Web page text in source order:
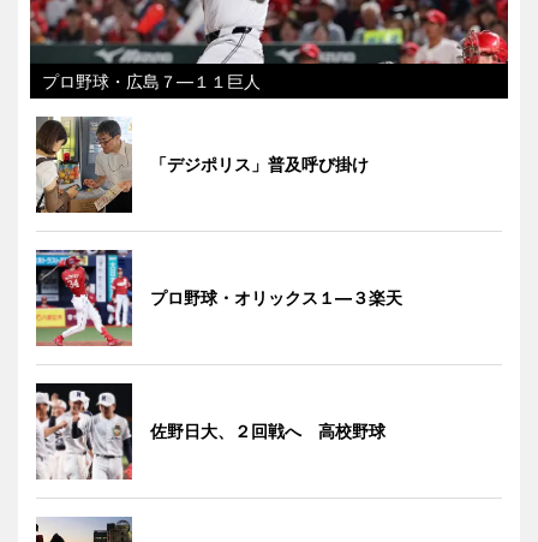
プロ野球・広島７―１１巨人
「デジポリス」普及呼び掛け
プロ野球・オリックス１―３楽天
佐野日大、２回戦へ 高校野球